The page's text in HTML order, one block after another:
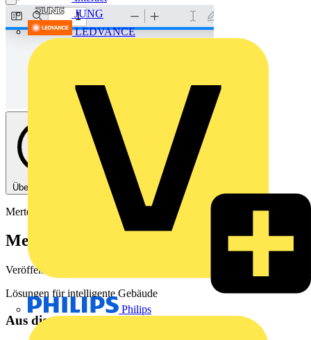
JUNG
LEDVANCE
Philips
Über diese PDF
Merten
Merten Katalog 2020/2021
Veröffentlicht: 1. November 2020
Lösungen für intelligente Gebäude
Aus diesem Dokument